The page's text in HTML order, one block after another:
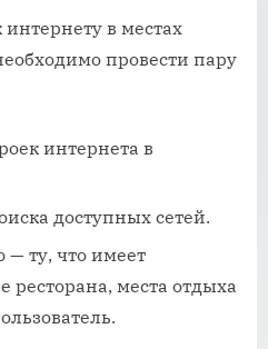
в местах
провести пару
интернета в
доступных сетей.
— ту, что имеет
ресторана, места отдыха